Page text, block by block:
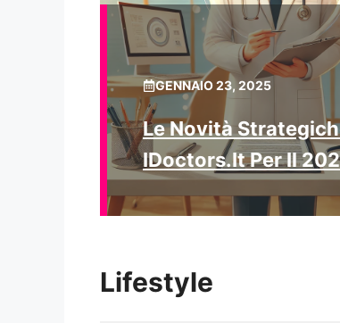
GENNAIO 23, 2025
Le Novità
IDoctors.it Per Il
Lifestyle